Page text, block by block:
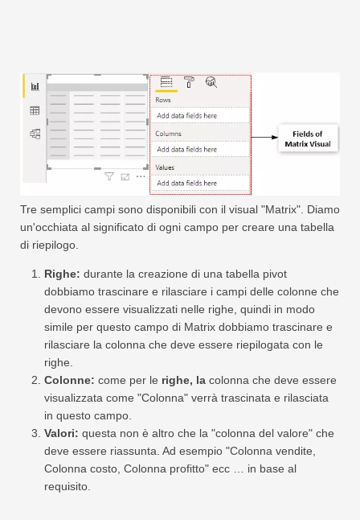
Tre semplici campi sono disponibili con il visual "Matrix". Diamo
un'occhiata al significato di ogni campo per creare una tabella
di riepilogo.
Righe: durante la creazione di una tabella pivot
dobbiamo trascinare e rilasciare i campi delle colonne che
devono essere visualizzati nelle righe, quindi in modo
simile per questo campo di Matrix dobbiamo trascinare e
rilasciare la colonna che deve essere riepilogata con le
righe.
Colonne: come per le righe, la colonna che deve essere
visualizzata come "Colonna" verrà trascinata e rilasciata
in questo campo.
Valori: questa non è altro che la "colonna del valore" che
deve essere riassunta. Ad esempio "Colonna vendite,
Colonna costo, Colonna profitto" ecc … in base al
requisito.